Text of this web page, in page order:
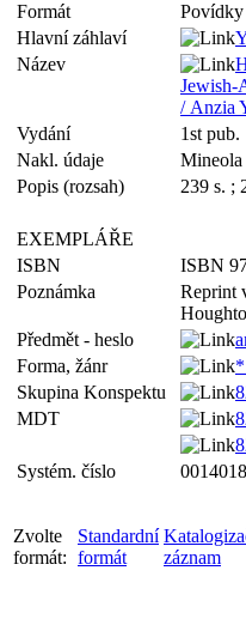
Formát
Povídky
Hlavní záhlaví
Název
Jewish-
/ Anzia
Vydání
1st pub.
Nakl. údaje
Mineola
Popis (rozsah)
239 s. ;
EXEMPLÁŘE
ISBN
ISBN
Poznámka
Reprint
Předmět - heslo
Forma, žánr
Skupina Konspektu
MDT
Systém. číslo
Zvolte
formát:
Standardní
formát
záznam